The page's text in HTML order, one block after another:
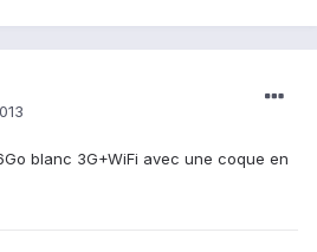
blanc 3G+WiFi avec une coque en